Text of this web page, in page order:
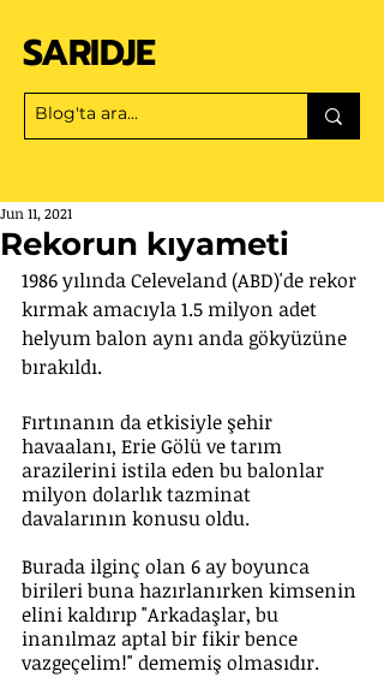
SARIDJE
Rekorun kıyameti
Jun 11, 2021
1986 yılında Celeveland (ABD)'de rekor
kırmak amacıyla 1.5 milyon adet
helyum balon aynı anda gökyüzüne
bırakıldı.
Fırtınanın da etkisiyle şehir
havaalanı, Erie Gölü ve tarım
arazilerini istila eden bu balonlar
milyon dolarlık tazminat
davalarının konusu oldu.
Burada ilginç olan 6 ay boyunca
birileri buna hazırlanırken kimsenin
elini kaldırıp "Arkadaşlar, bu
inanılmaz aptal bir fikir bence
vazgeçelim!" dememiş olmasıdır.